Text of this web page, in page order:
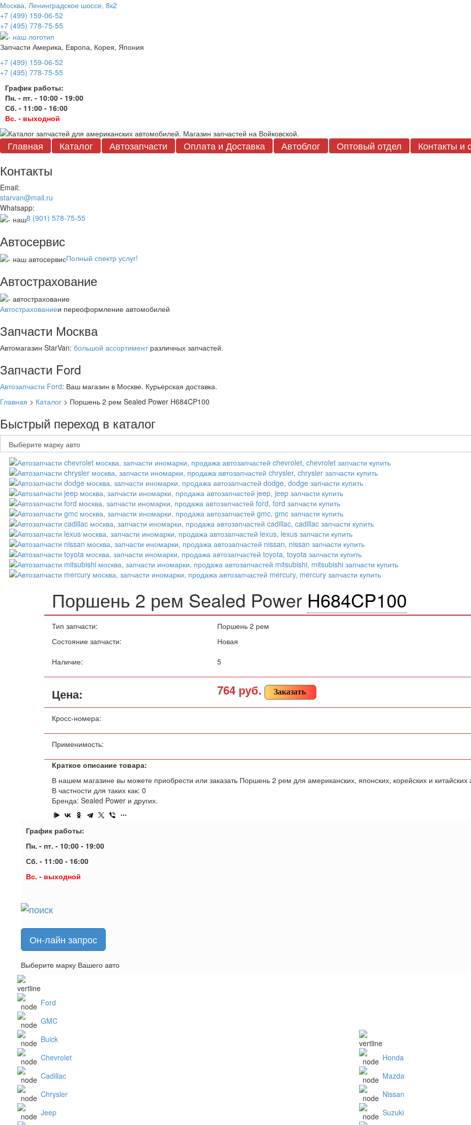
Москва, Ленинградское шоссе, 8к2
+7 (499) 159-06-52
+7 (495) 778-75-55
Запчасти Америка, Европа, Корея, Япония
+7 (499) 159-06-52
+7 (495) 778-75-55
График работы:
Пн. - пт. - 10:00 - 19:00
Сб. - 11:00 - 16:00
Вс. - выходной
Главная Каталог Автозапчасти Оплата и Доставка Автоблог Оптовый отдел Контакты и
Контакты
Email:
starvan@mail.ru
Whatsapp:
8 (901) 578-75-55
Автосервис
Полный спектр услуг!
Автострахование
Автострахованиеи переоформление автомобилей
Запчасти Москва
Автомагазин StarVan: большой ассортиментразличных запчастей.
Запчасти Ford
Автозапчасти Ford: Ваш магазин в Москве. Курьерская доставка.
Главная > Каталог > Поршень 2 рем Sealed Power H684CP100
Быстрый переход в каталог
Поршень 2 рем Sealed Power H684CP100
Тип запчасти:
Поршень 2 рем
Состояние запчасти:
Новая
Наличие:
5
Цена: 764 руб. Заказать
Кросс-номера:
Применимость:
Краткое описание товара:
В нашем магазине вы можете приобрести или заказать Поршень 2 рем для американских, японских, корейских и китайских
В частности для таких как: 0
Бренда: Sealed Power и других.
График работы:
Пн. - пт. - 10:00 - 19:00
Сб. - 11:00 - 16:00
Вс. - выходной
Он-лайн запрос
Выберите марку Вашего авто
Ford
GMC
Buick
Chevrolet
Cadillac
Chrysler
Jeep
Honda
Mazda
Nissan
Suzuki